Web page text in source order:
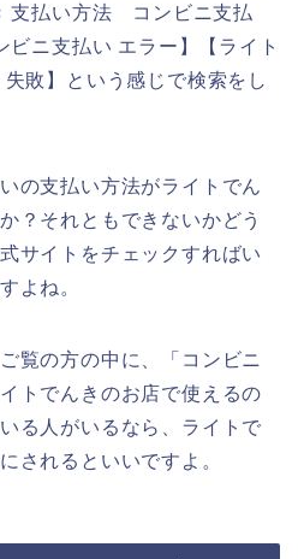
支払い方法 コンビニ支払
ビニ支払い エラー】【ライト
敗】という感じで検索をし
の支払い方法がライトでん
？それともできないかどう
サイトをチェックすればい
よね。
覧の方の中に、「コンビニ
トでんきのお店で使えるの
る人がいるなら、ライトで
されるといいですよ。